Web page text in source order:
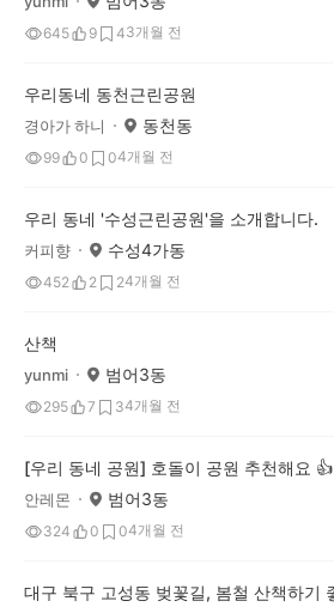
645 9 43개월 전
우리동네 동천근린공원
경아가 하니 동천동
99 0 04개월 전
우리 동네 '수성근린공원'을 소개합니다.
커피향 수성4가동
452 2 24개월 전
산책
yunmi 범어3동
295 7 34개월 전
[우리 동네 공원] 호돌이 공원 추천해요 👍
안레몬 범어3동
324 0 04개월 전